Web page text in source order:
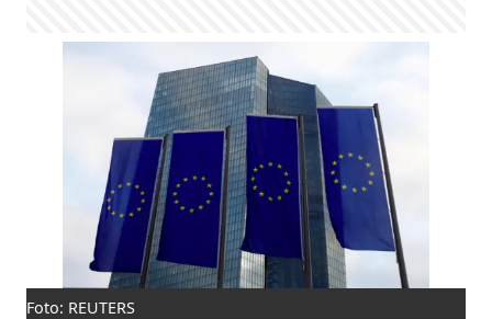
Foto: REUTERS